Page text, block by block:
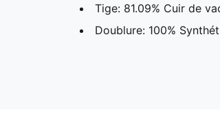
Tige: 81.09% Cuir de
Doublure: 100%